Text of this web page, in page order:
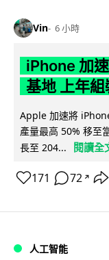
Vin 6 小時
iPhone 加
基地 上年
Apple 加速將
產量最高 50% 移至
長至 204...
閱讀全
171 72 ↗
人工智能